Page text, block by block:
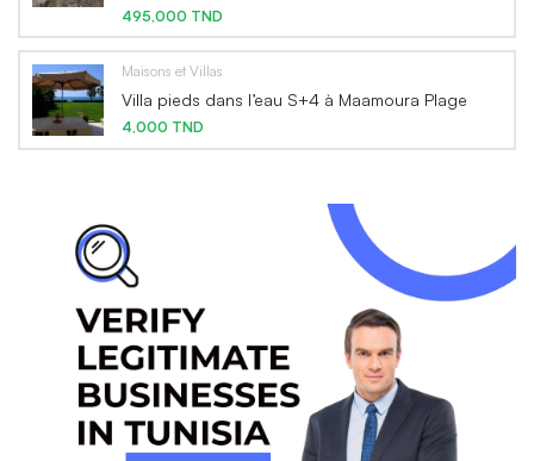
495,000 TND
Maisons et Villas
Villa pieds dans l’eau S+4 à Maamoura Plage
4,000 TND